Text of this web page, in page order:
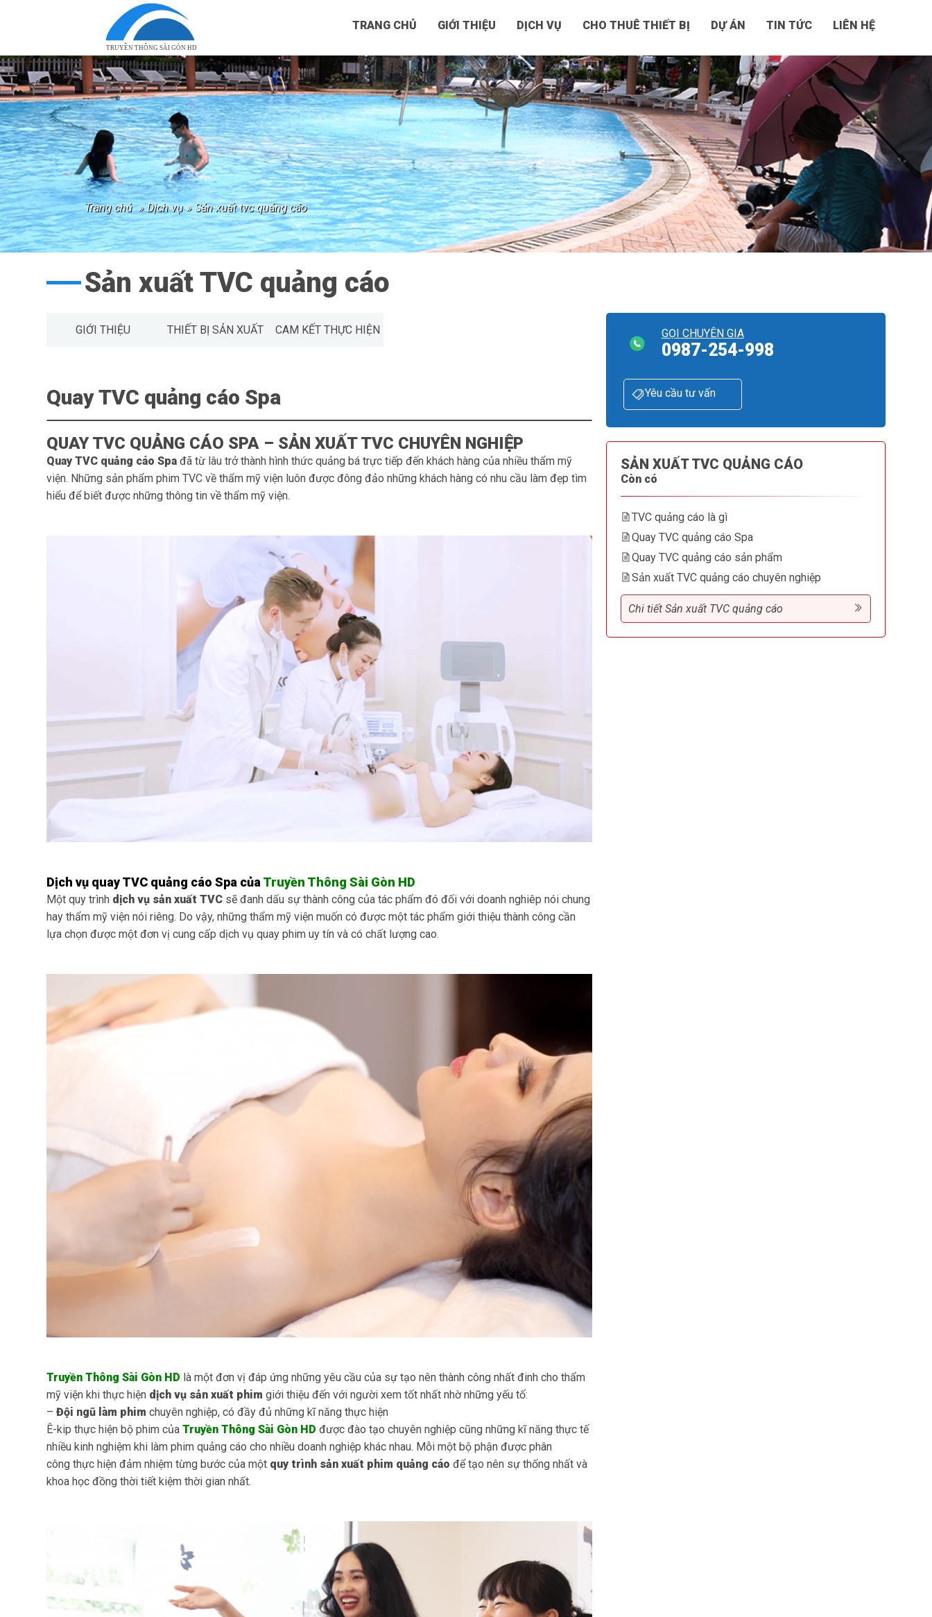
TRUYỀN THÔNG SÀI GÒN HD
TRANG CHỦ GIỚI THIỆU DỊCH VỤ CHO THUÊ THIẾT BỊ DỰ ÁN TIN TỨC LIÊN HỆ
trang chủ » dịch vụ » sản xuất tvc quảng cáo
Sản xuất TVC quảng cáo
GIỚI THIỆU THIẾT BỊ SẢN XUẤT CAM KẾT THỰC HIỆN
Quay TVC quảng cáo Spa
QUAY TVC QUẢNG CÁO SPA – SẢN XUẤT TVC CHUYÊN NGHIỆP
Quay TVC quảng cáo Spađã từ lâu trở thành hình thức quảng bá trực tiếp đến khách hàng của nhiều thẩm mỹ
viện. Những sản phẩm phim TVC về thẩm mỹ viện luôn được đông đảo những khách hàng có nhu cầu làm đẹp tìm
hiểu để biết được những thông tin về thẩm mỹ viện.
Dịch vụ quay TVC quảng cáo Spa củaTruyền Thông Sài Gòn HD
Một quy trình dịch vụ sản xuất TVC sẽ đanh dấu sự thành công của tác phẩm đó đối với doanh nghiêp nói chung
hay thẩm mỹ viện nói riêng. Do vậy, những thẩm mỹ viện muốn có được một tác phẩm giới thiệu thành công cần
lựa chọn được một đơn vị cung cấp dịch vụ quay phim uy tín và có chất lượng cao.
Truyền Thông Sài Gòn HD là một đơn vị đáp ứng những yêu cầu của sự tạo nên thành công nhất đinh cho thẩm
mỹ viện khi thực hiện dịch vụ sản xuất phim giới thiệu đến với người xem tốt nhất nhờ những yếu tố:
–Đội ngũ làm phim chuyên nghiệp, có đầy đủ những kĩ năng thực hiện
Ê-kip thực hiện bộ phim củaTruyền Thông Sài Gòn HD được đào tạo chuyên nghiệp cũng những kĩ năng thực tế
nhiều kinh nghiệm khi làm phim quảng cáo cho nhiều doanh nghiệp khác nhau. Mỗi một bộ phận được phân
công thực hiện đảm nhiệm từng bước của một quy trình sản xuất phim quảng cáo để tạo nên sự thống nhất và
khoa học đồng thời tiết kiệm thời gian nhất.
GỌI CHUYÊN GIA
0987-254-998
Yêu cầu tư vấn
SẢN XUẤT TVC QUẢNG CÁO
Còn có
TVC quảng cáo là gì
Quay TVC quảng cáo Spa
Quay TVC quảng cáo sản phẩm
Sản xuất TVC quảng cáo chuyên nghiệp
Chi tiết Sản xuất TVC quảng cáo